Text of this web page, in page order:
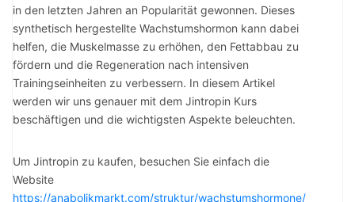
in den letzten Jahren an Popularität gewonnen. Dieses
synthetisch hergestellte Wachstumshormon kann dabei
helfen, die Muskelmasse zu erhöhen, den Fettabbau zu
fördern und die Regeneration nach intensiven
Trainingseinheiten zu verbessern. In diesem Artikel
werden wir uns genauer mit dem Jintropin Kurs
beschäftigen und die wichtigsten Aspekte beleuchten.
Um Jintropin zu kaufen, besuchen Sie einfach die
Website
https://anabolikmarkt.com/struktur/wachstumshormone/